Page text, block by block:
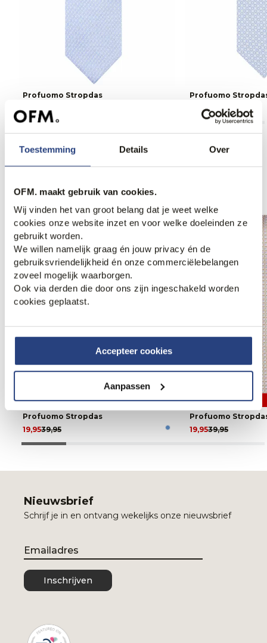
Toestemming Details Over
OFM. maakt gebruik van cookies.
Wij vinden het van groot belang dat je weet welke
cookies onze website inzet en voor welke doeleinden ze
gebruikt worden.
We willen namelijk graag én jouw privacy én de
gebruiksvriendelijkheid én onze commerciëlebelangen
zoveel mogelijk waarborgen.
Ook via derden die door ons zijn ingeschakeld worden
cookies geplaatst.
Accepteer cookies
Aanpassen
Profuomo Stropdas
39,95
Profuomo
39,95
50% korting
Profuomo Stropdas
39,95
19,95
50% korting
Profuomo
39,95
19,95
Nieuwsbrief
Schrijf je in en ontvang wekelijks onze nieuwsbrief
Email
Inschrijven